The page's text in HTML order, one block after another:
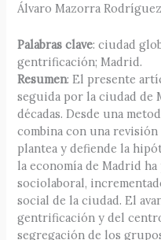
Álvaro Mazorra Rodríguez
Palabras clave: ciudad
gentrificación; Madrid.
Resumen: El presente
seguida por la ciudad de
décadas. Desde una
combina con una
plantea y defiende la
la economía de Madrid
sociolaboral,
social de la ciudad. El
gentrificación y del
segregación de los